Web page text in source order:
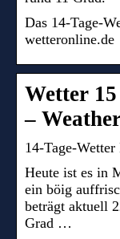
Das 14-Tage-
wetteronline.de
Wetter
–
14-Tage-
Heute ist es in
ein böig
beträgt aktuell
Grad …